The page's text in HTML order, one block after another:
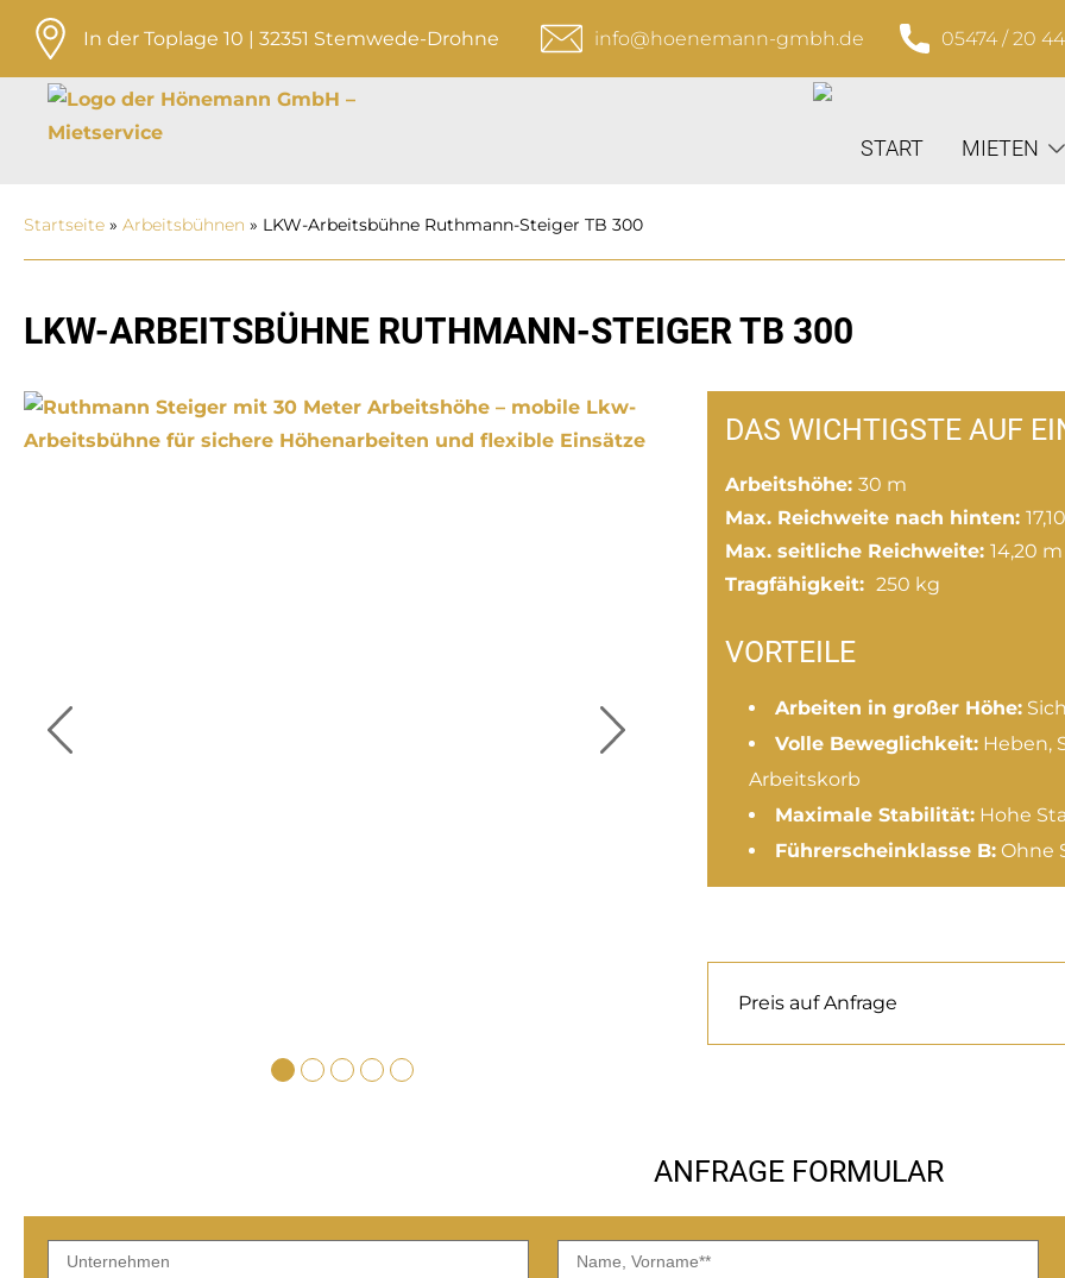
In der Toplage 10 | 32351 Stemwede-Drohne info@hoenemann-gmbh.de 05474 / 20
START MIETEN
Startseite » Arbeits­bühnen » LKW-Arbeitsbühne Ruthmann-Steiger TB 300
LKW-ARBEITSBÜHNE RUTHMANN-STEIGER TB 300
DAS WICHTIGSTE AUF
Arbeitshöhe: 30 m
Max. Reichweite nach hinten:
Max. seitliche Reichweite: 14,20 m
Tragfähigkeit: 250 kg
VORTEILE
Arbeiten in großer Höhe:
Volle Beweglichkeit: Heben,
Arbeitskorb
Maximale Stabilität: Hohe
Führerscheinklasse B: Ohne
Preis auf Anfrage
ANFRAGE FORMULAR